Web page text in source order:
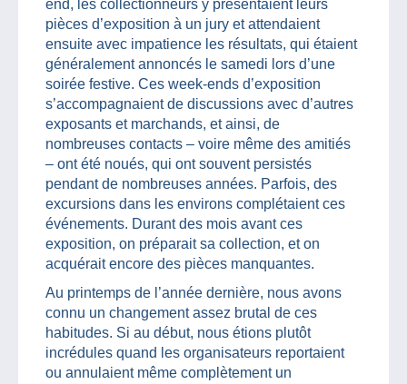
end, les collectionneurs y présentaient leurs
pièces d’exposition à un jury et attendaient
ensuite avec impatience les résultats, qui étaient
généralement annoncés le samedi lors d’une
soirée festive. Ces week-ends d’exposition
s’accompagnaient de discussions avec d’autres
exposants et marchands, et ainsi, de
nombreuses contacts – voire même des amitiés
– ont été noués, qui ont souvent persistés
pendant de nombreuses années. Parfois, des
excursions dans les environs complétaient ces
événements. Durant des mois avant ces
exposition, on préparait sa collection, et on
acquérait encore des pièces manquantes.
Au printemps de l’année dernière, nous avons
connu un changement assez brutal de ces
habitudes. Si au début, nous étions plutôt
incrédules quand les organisateurs reportaient
ou annulaient même complètement un